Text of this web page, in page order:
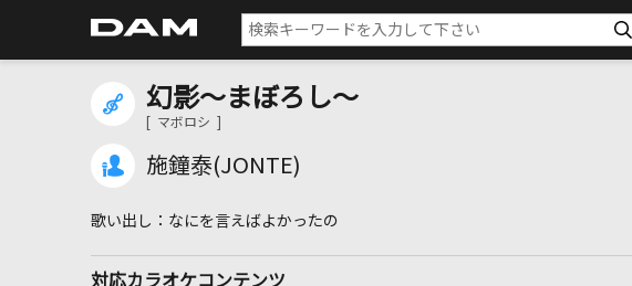
幻影～まぼろし～
[ マボロシ ]
施鐘泰(JONTE)
なにを言えばよかったの
対応カラオケコンテンツ